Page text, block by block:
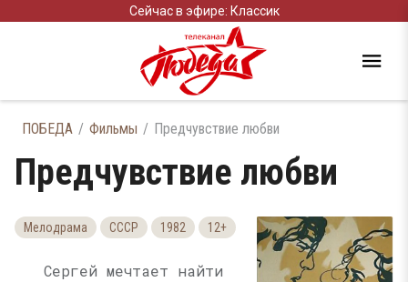
Сейчас в эфире: Классик
ПОБЕДА Фильмы Предчувствие любви
Предчувствие любви
Мелодрама СССР 1982 12+
Сергей мечтает найти